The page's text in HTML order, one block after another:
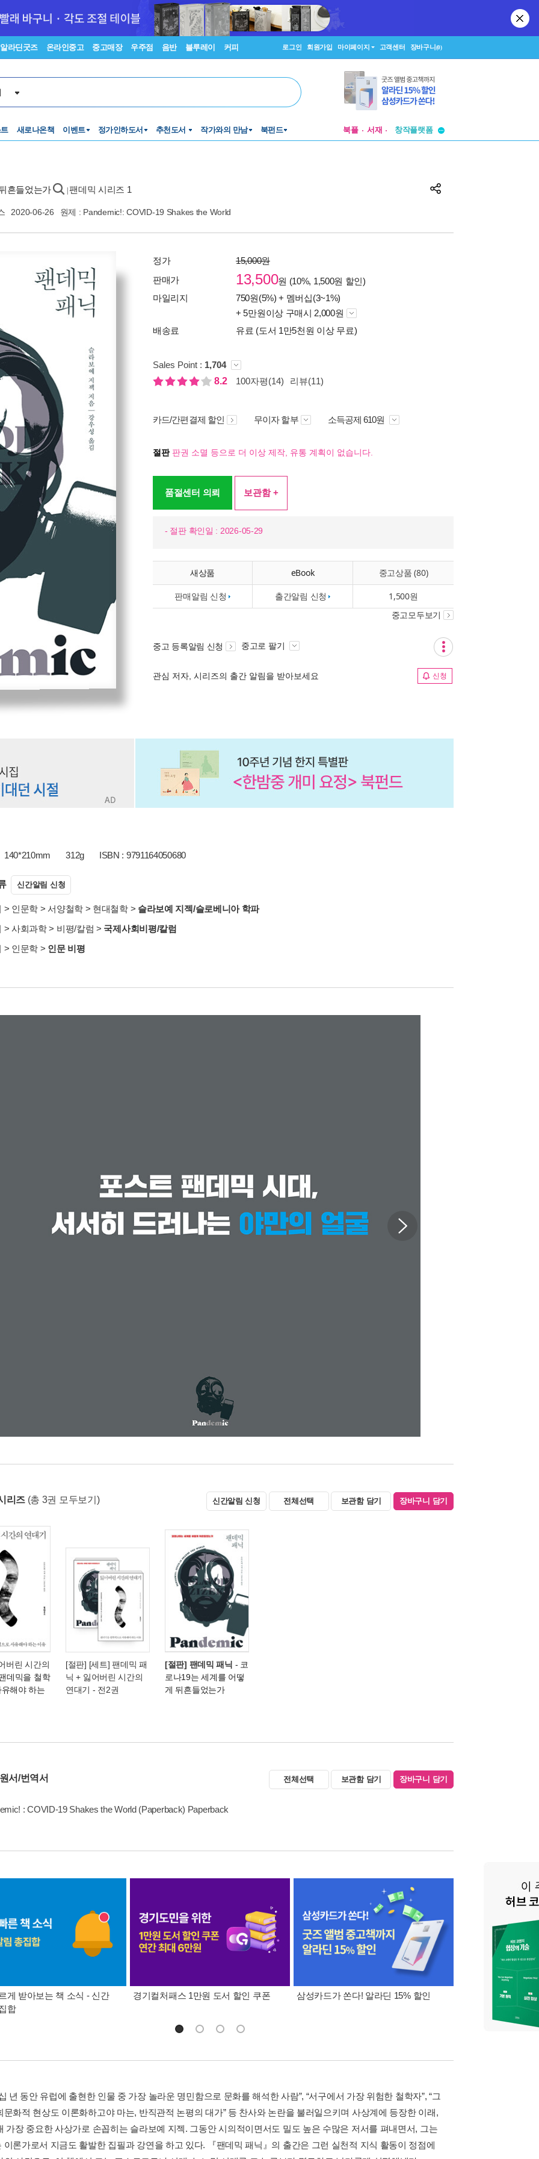
알라딘굿즈 온라인중고 중고매장 우주점 음반 블루레이 커피 로그인 회원가입 마이페이지 고객센터 장바구니(0)
새로나온책 이벤트 정가인하도서 추천도서 작가와의 만남 북펀드 북플 서재
창작플랫폼
흔들었는가 |팬데믹 시리즈 1
2020-06-26 원제 : Pandemic!: COVID-19 Shakes the World
정가
15,000원
판매가
13,500원 (10%, 1,500원 할인)
마일리지
750원(5%) + 멤버십(3~1%)
+ 5만원이상 구매시 2,000원
배송료
유료 (도서 1만5천원 이상 무료)
Sales Point : 1,704
8.2
100자평(14) 리뷰(11)
카드/간편결제 할인 무이자 할부 소득공제 610원
절판판권 소멸 등으로 더 이상 제작, 유통 계획이 없습니다.
품절센터 의뢰 보관함 +
- 절판 확인일 : 2026-05-29
새상품 eBook 중고상품 (80)
판매알림 신청 출간알림 신청 1,500원
중고모두보기
중고 등록알림 신청 중고로 팔기
관심 저자, 시리즈의 출간 알림을 받아보세요 신청
140*210mm 312g ISBN : 9791164050680
신간알림 신청
> 인문학 >서양철학> 현대철학> 슬라보예 지젝/슬로베니아 학파
> 사회과학> 비평/칼럼 > 국제사회비평/칼럼
> 인문학 > 인문 비평
리즈 (총 3권 모두보기) 신간알림 신청 전체선택 보관함 담기 장바구니 담기
버린 시간의
데믹을 철학
해야 하는
[절판] [세트] 팬데믹 패
닉 + 잃어버린 시간의
연대기 - 전2권
[절판] 팬데믹 패닉 - 코
로나19는 세계를 어떻
게 뒤흔들었는가
서/번역서 전체선택 보관함 담기 장바구니 담기
: COVID-19 Shakes the World (Paperback) Paperback
게 받아보는 책 소식 - 신간
합
경기컬처패스 1만원 도서 할인 쿠폰 삼성카드가 쏜다! 알라딘 15% 할인 이 달의 적립금 혜택
년 동안 유럽에 출현한 인물 중 가장 놀라운 명민함으로 문화를 해석한 사람”, “서구에서 가장 위험한 철학자”, “그
문화적 현상도 이론화하고야 마는, 반직관적 논평의 대가” 등 찬사와 논란을 불러일으키며 사상계에 등장한 이래,
가장 중요한 사상가로 손꼽히는 슬라보예 지젝. 그동안 시의적이면서도 밀도 높은 수많은 저서를 펴내면서, 그는
이론가로서 지금도 활발한 집필과 강연을 하고 있다. 『팬데믹 패닉』의 출간은 그런 실천적 지식 활동이 정점에